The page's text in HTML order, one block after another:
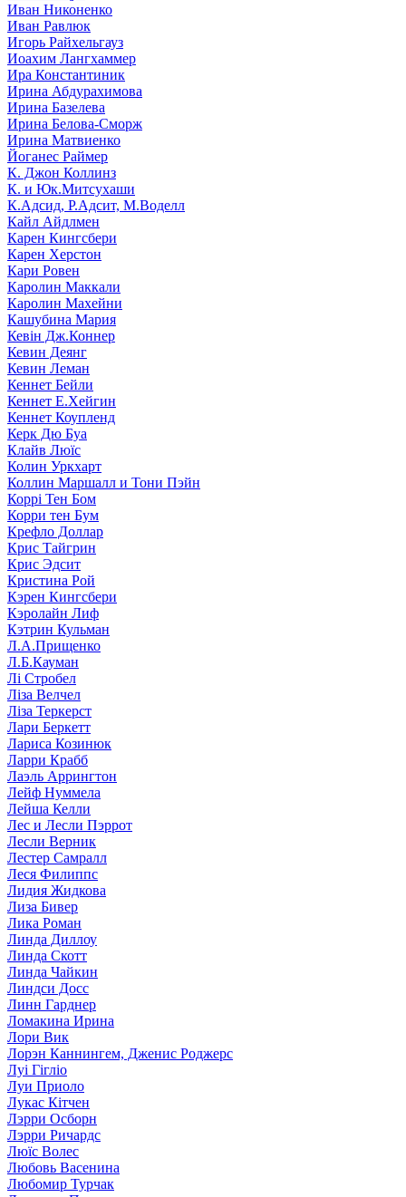
Иван Никоненко
Иван Равлюк
Игорь Райхельгауз
Иоахим Лангхаммер
Ира Константиник
Ирина Абдурахимова
Ирина Базелева
Ирина Белова-Сморж
Ирина Матвиенко
Йоганес Раймер
К. Джон Коллинз
К. и Юк.Митсухаши
К.Адсид, Р.Адсит, М.Воделл
Кайл Айдлмен
Карен Кингсбери
Карен Херстон
Кари Ровен
Каролин Маккали
Каролин Махейни
Кашубина Мария
Кевін Дж.Коннер
Кевин Деянг
Кевин Леман
Кеннет Бейли
Кеннет Е.Хейгин
Кеннет Коупленд
Керк Дю Буа
Клайв Люїс
Колин Уркхарт
Коллин Маршалл и Тони Пэйн
Коррі Тен Бом
Корри тен Бум
Крефло Доллар
Крис Тайгрин
Крис Эдсит
Кристина Рой
Кэрен Кингсбери
Кэролайн Лиф
Кэтрин Кульман
Л.А.Прищенко
Л.Б.Кауман
Лі Стробел
Ліза Велчел
Ліза Теркерст
Лари Беркетт
Лариса Козинюк
Ларри Крабб
Лаэль Аррингтон
Лейф Нуммела
Лейша Келли
Лес и Лесли Пэррот
Лесли Верник
Лестер Самралл
Леся Филиппс
Лидия Жидкова
Лиза Бивер
Лика Роман
Линда Диллоу
Линда Скотт
Линда Чайкин
Линдси Досс
Линн Гарднер
Ломакина Ирина
Лори Вик
Лорэн Каннингем, Дженис Роджерс
Луі Гігліо
Луи Приоло
Лукас Кітчен
Лэрри Осборн
Лэрри Ричардс
Люїс Волес
Любовь Васенина
Любомир Турчак